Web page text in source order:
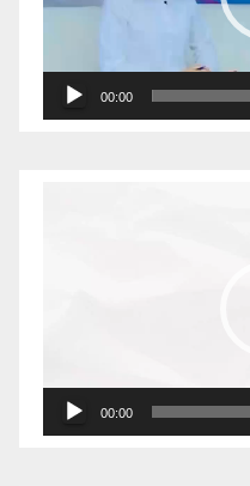
00:00
00:00